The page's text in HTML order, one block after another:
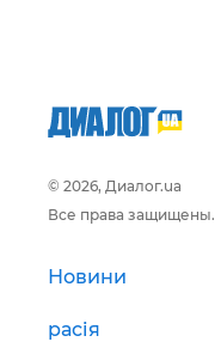
© 2026, Диалог.ua
Все права защищены.
Новини
расія